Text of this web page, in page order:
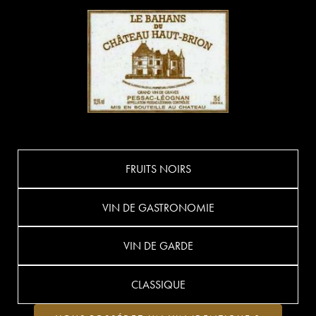
FRUITS NOIRS
VIN DE GASTRONOMIE
VIN DE GARDE
CLASSIQUE